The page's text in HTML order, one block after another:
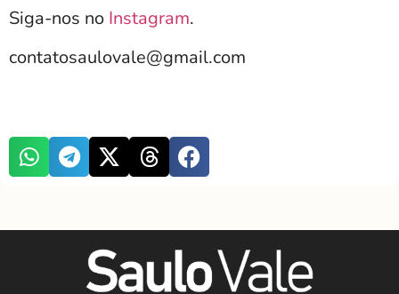
Siga-nos no Instagram.
contatosaulovale@gmail.com